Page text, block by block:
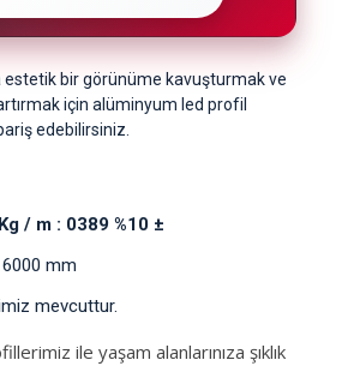
estetik bir görünüme kavuşturmak ve
artırmak için alüminyum led profil
edebilirsiniz.
/ m : 0389 %10 ±
6000 mm
mevcuttur.
ile yaşam alanlarınıza şıklık